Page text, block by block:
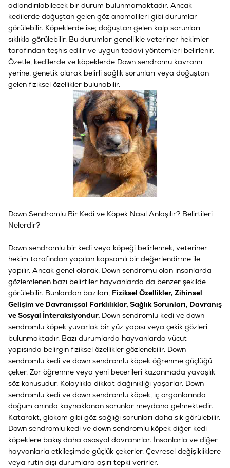
adlandırılabilecek bir durum bulunmamaktadır. Ancak
kedilerde doğuştan gelen göz anomalileri gibi durumlar
görülebilir. Köpeklerde ise; doğuştan gelen kalp sorunları
sıklıkla görülebilir. Bu durumlar genellikle veteriner hekimler
tarafından teşhis edilir ve uygun tedavi yöntemleri belirlenir.
Özetle, kedilerde ve köpeklerde Down sendromu kavramı
yerine, genetik olarak belirli sağlık sorunları veya doğuştan
gelen fiziksel özellikler bulunabilir.
Down Sendromlu Bir Kedi ve Köpek Nasıl Anlaşılır? Belirtileri
Nelerdir?
Down sendromlu bir kedi veya köpeği belirlemek, veteriner
hekim tarafından yapılan kapsamlı bir değerlendirme ile
yapılır. Ancak genel olarak, Down sendromu olan insanlarda
gözlemlenen bazı belirtiler hayvanlarda da benzer şekilde
görülebilir. Bunlardan bazıları; Fiziksel Özellikler, Zihinsel
Gelişim ve Davranışsal Farklılıklar, Sağlık Sorunları, Davranış
ve Sosyal İnteraksiyondur. Down sendromlu kedi ve down
sendromlu köpek yuvarlak bir yüz yapısı veya çekik gözleri
bulunmaktadır. Bazı durumlarda hayvanlarda vücut
yapısında belirgin fiziksel özellikler gözlenebilir. Down
sendromlu kedi ve down sendromlu köpek öğrenme güçlüğü
çeker. Zor öğrenme veya yeni becerileri kazanmada yavaşlık
söz konusudur. Kolaylıkla dikkat dağınıklığı yaşarlar. Down
sendromlu kedi ve down sendromlu köpek, iç organlarında
doğum anında kaynaklanan sorunlar meydana gelmektedir.
Katarakt, glokom gibi göz sağlığı sorunları daha sık görülebilir.
Down sendromlu kedi ve down sendromlu köpek diğer kedi
köpeklere bakış daha asosyal davranırlar. İnsanlarla ve diğer
hayvanlarla etkileşimde güçlük çekerler. Çevresel değişikliklere
veya rutin dışı durumlara aşırı tepki verirler.